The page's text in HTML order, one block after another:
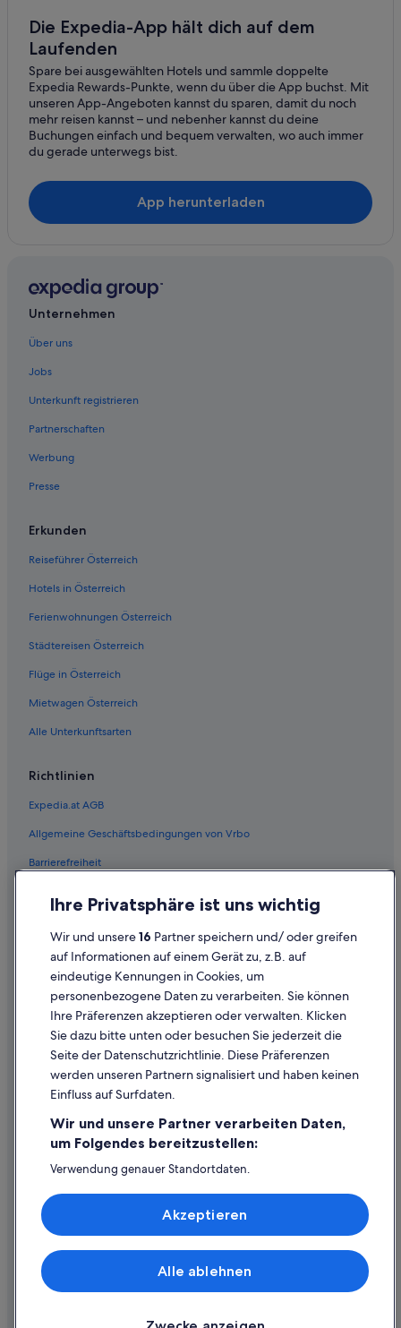
Best Western Hotels in Philadelphia
Günstige in Philadelphia
Hotels mit Aussicht in Philadelphia
Philadelphia Hotels
Motels in Philadelphia
Hotels nahe Philadelphia Museum of Art
Villen in Philadelphia
Wohnungen in Philadelphia
West-Philadelphia: Hotels
Die Expedia-App hält dich auf dem
Laufenden
Spare bei ausgewählten Hotels und sammle doppelte
Expedia Rewards-Punkte, wenn du über die App buchst. Mit
unseren App-Angeboten kannst du sparen, damit du noch
mehr reisen kannst – und nebenher kannst du deine
Buchungen einfach und bequem verwalten, wo auch immer
du gerade unterwegs bist.
App herunterladen
Unternehmen
Über uns
Jobs
Unterkunft registrieren
Partnerschaften
Werbung
Presse
Erkunden
Reiseführer Österreich
Hotels in Österreich
Ferienwohnungen Österreich
Städtereisen Österreich
Flüge in Österreich
Mietwagen Österreich
Alle Unterkunftsarten
Richtlinien
Expedia.at AGB
Allgemeine Geschäftsbedingungen von Vrbo
Barrierefreiheit
Rechtliche Hinweise/Kontakt
Inhaltsrichtlinien und Melden von Inhalten
Hilfe
Hilfe
Rückerstattungsprozess und Zeitrahmen
Buchen Sie einen Flug mit einer Gutschrift bei der Fluggesellschaft
Internationale Reisedokumente
© 2026 Expedia, Inc., ein Unternehmen der Expedia Group. Alle Rechte
vorbehalten. Expedia und das Expedia-Logo sind Handelsmarken oder
Ihre Privatsphäre ist uns wichtig
Wir und unsere16 Partner speichern und/ oder greifen
auf Informationen auf einem Gerät zu, z.B. auf
eindeutige Kennungen in Cookies, um
personenbezogene Daten zu verarbeiten. Sie können
Ihre Präferenzen akzeptieren oder verwalten. Klicken
Sie dazu bitte unten oder besuchen Sie jederzeit die
Seite der Datenschutzrichtlinie. Diese Präferenzen
werden unseren Partnern signalisiert und haben keinen
Einfluss auf Surfdaten.
Wir und unsere Partner verarbeiten Daten,
um Folgendes bereitzustellen:
Verwendung genauer Standortdaten.
Speichern von oder Zugriff auf Informationen auf einem
Endgerät. Personalisierte Werbung und Inhalte, Messung
von Werbeleistung und der Performance von Inhalten,
Liste der Partner (Lieferanten)
Alle ablehnen
Akzeptieren